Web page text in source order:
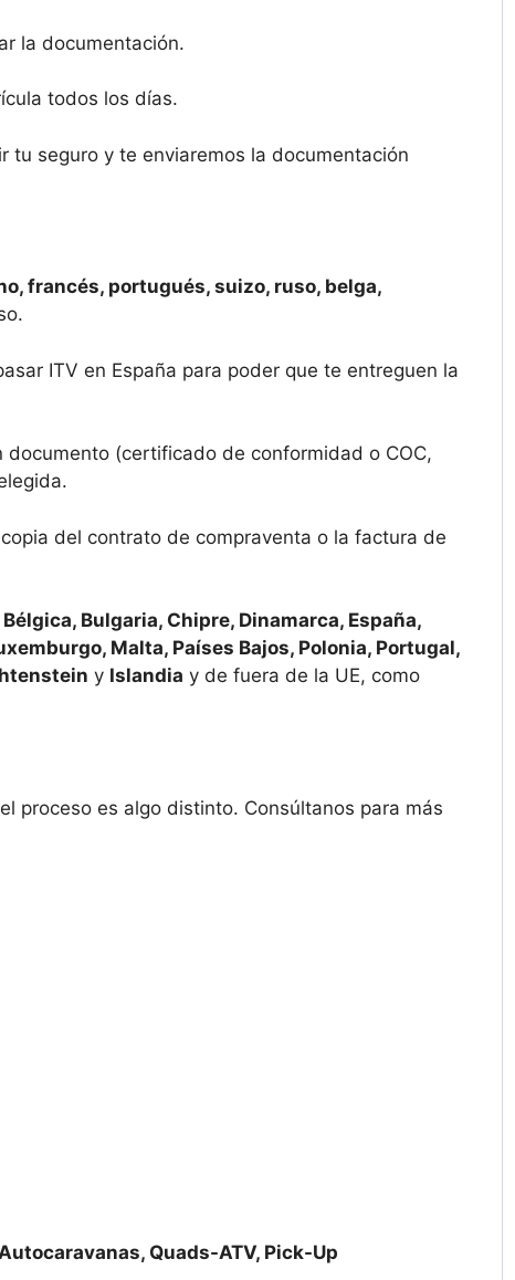
la documentación.
todos los días.
tu seguro y te enviaremos la documentación
francés, portugués, suizo, ruso, belga,
ITV en España para poder que te entreguen la
(certificado de conformidad o COC,
del contrato de compraventa o la factura de
Bulgaria, Chipre, Dinamarca, España,
Malta, Países Bajos, Polonia, Portugal,
y Islandia y de fuera de la UE, como
proceso es algo distinto. Consúltanos para más
Quads-ATV, Pick-Up